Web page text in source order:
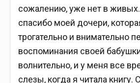
сожалению, уже нет в
спасибо моей дочери,
трогательно и внимательно
воспоминания своей
волнительно, и у меня все
слезы, когда я читала книгу.